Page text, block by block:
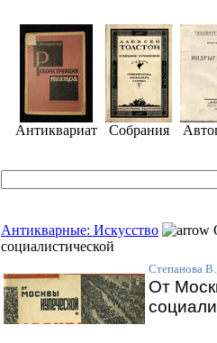
Антиквариат Собрания
Антикварные: Искусство
социалистической
Степанова
От